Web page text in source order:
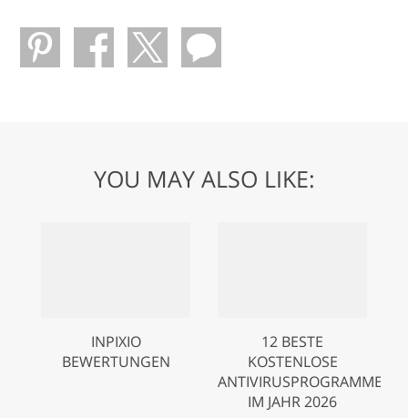
YOU MAY ALSO LIKE:
INPIXIO
BEWERTUNGEN
12 BESTE
KOSTENLOSE
ANTIVIRUSPROGRAMME
IM JAHR 2026